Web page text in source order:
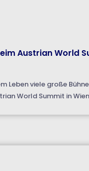
Austrian World
Leben viele große
World Summit in